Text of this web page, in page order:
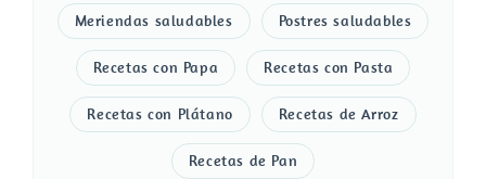
Meriendas saludables Postres saludables
Recetas con Papa Recetas con Pasta
Recetas con Plátano Recetas de Arroz
Recetas de Pan